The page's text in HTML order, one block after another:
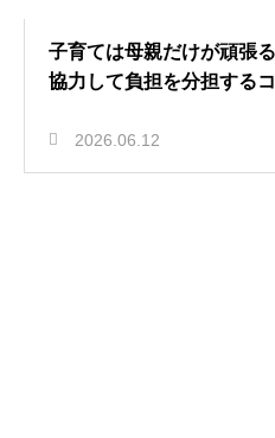
子育ては母親だけが頑張
協力して負担を分担する
2026.06.12